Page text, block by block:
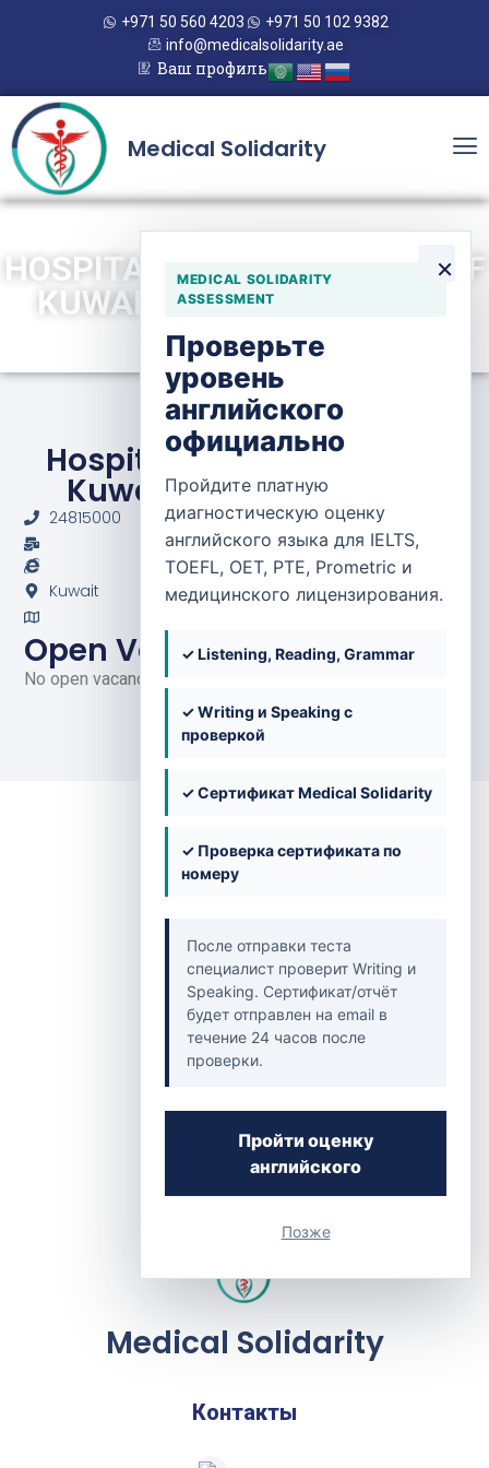
+971 50 560 4203
+971 50 102 9382
info@medicalsolidarity.ae
Ваш профиль
Medical Solidarity
×
MEDICAL SOLIDARITY
ASSESSMENT
Проверьте
уровень
английского
официально
Пройдите платную
диагностическую оценку
английского языка для IELTS,
TOEFL, OET, PTE, Prometric и
медицинского лицензирования.
✓ Listening, Reading, Grammar
✓ Writing и Speaking с
проверкой
✓ Сертификат Medical Solidarity
✓ Проверка сертификата по
номеру
После отправки теста
специалист проверит Writing и
Speaking. Сертификат/отчёт
будет отправлен на email в
течение 24 часов после
проверки.
Пройти оценку
английского
Позже
HOSPITAL NATIONAL BANK OF
KUWAIT — ZAIN HOSPITAL
Hospital National Bank of
Kuwait — Zain Hospital
24815000
Kuwait
Open Vacancies
No open vacancies at the moment.
Back to Clinics
Medical Solidarity
Контакты